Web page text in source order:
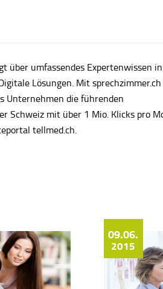
über umfassendes Expertenwissen
Lösungen. Mit
Unternehmen die führenden
Schweiz mit über 1 Mio. Klicks pro
tellmed.ch.
09.06.
2015